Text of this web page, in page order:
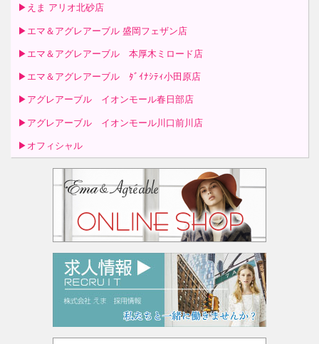
▶えま アリオ北砂店
▶エマ＆アグレアーブル 盛岡フェザン店
▶エマ＆アグレアーブル 本厚木ミロード店
▶エマ＆アグレアーブル ﾀﾞｲﾅｼﾃｨ小田原店
▶アグレアーブル イオンモール春日部店
▶アグレアーブル イオンモール川口前川店
▶オフィシャル